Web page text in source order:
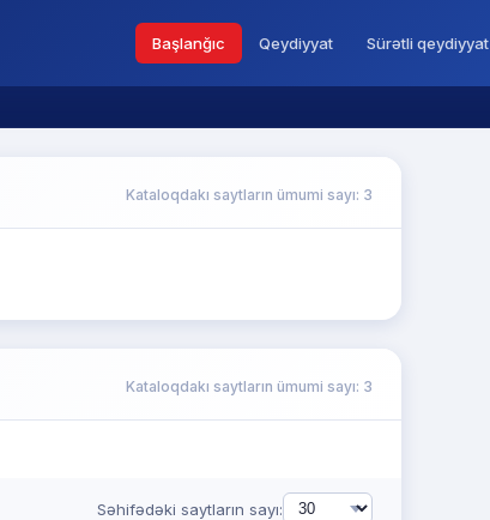
Başlanğıc Qeydiyyat Sürətli qeydiyyat
Kataloqdakı saytların ümumi sayı: 3
Kataloqdakı saytların ümumi sayı: 3
Səhifədəki saytların sayı: